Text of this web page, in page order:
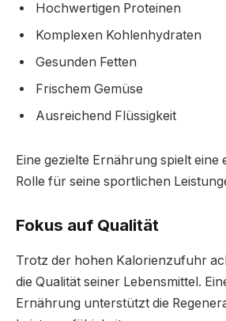
Hochwertigen Proteinen
Komplexen Kohlenhydraten
Gesunden Fetten
Frischem Gemüse
Ausreichend Flüssigkeit
Eine gezielte Ernährung spielt eine
Rolle für seine sportlichen
Fokus auf Qualität
Trotz der hohen Kalorienzufuhr
die Qualität seiner Lebensmittel.
Ernährung unterstützt die